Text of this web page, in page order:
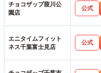
チョコザップ葭川公
園店
公式
エニタイムフィット
ネス千葉富士見店
公式